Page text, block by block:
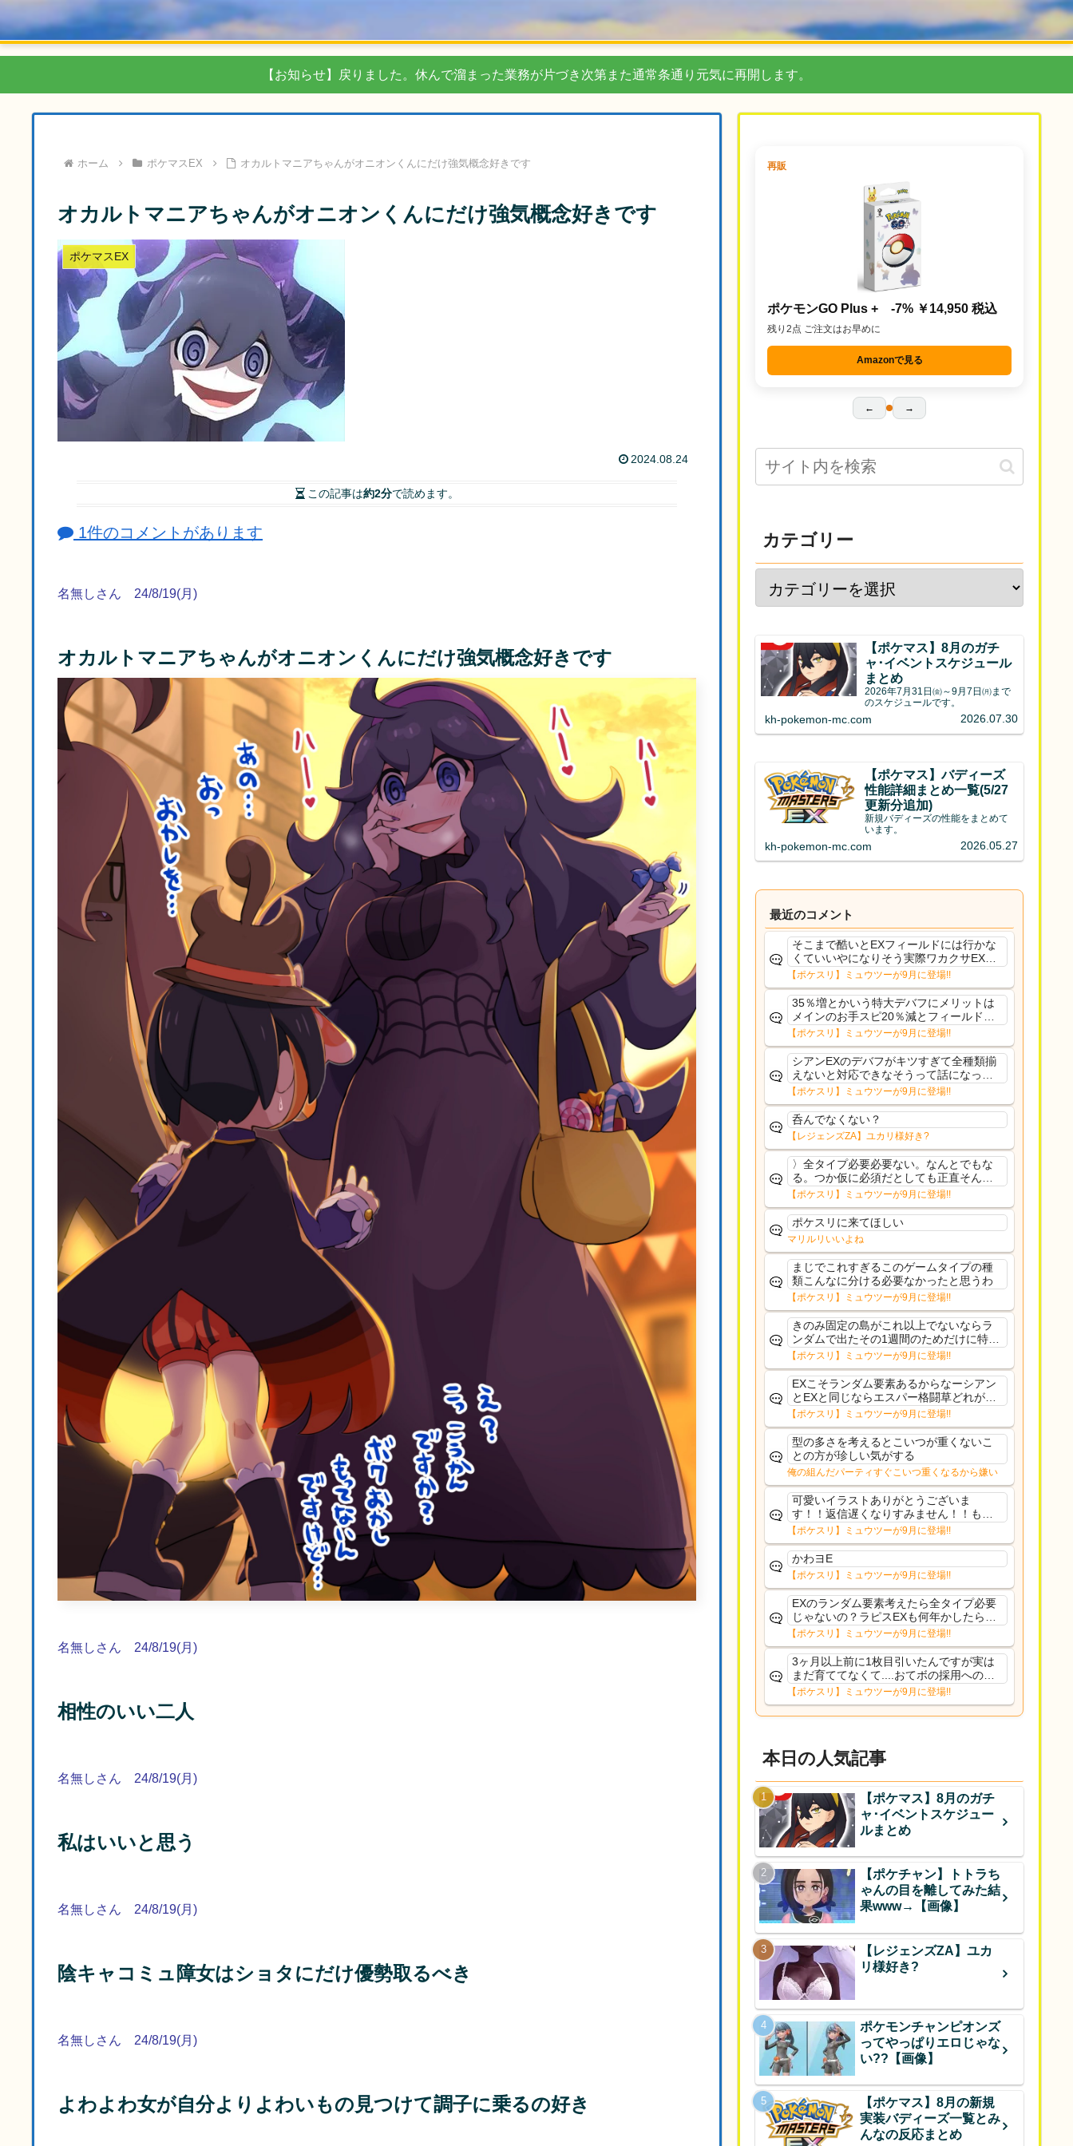
【お知らせ】戻りました。休んで溜まった業務が片づき次第また通常条通り元気に再開します。
ホーム ポケマスEX オカルトマニアちゃんがオニオンくんにだけ強気概念好きです
オカルトマニアちゃんがオニオンくんにだけ強気概念好きです
ポケマスEX
2024.08.24
この記事は約2分で読めます。
1件のコメントがあります
名無しさん 24/8/19(月)
オカルトマニアちゃんがオニオンくんにだけ強気概念好きです
名無しさん 24/8/19(月)
相性のいい二人
名無しさん 24/8/19(月)
私はいいと思う
名無しさん 24/8/19(月)
陰キャコミュ障女はショタにだけ優勢取るべき
名無しさん 24/8/19(月)
よわよわ女が自分よりよわいもの見つけて調子に乗るの好き
再販
ポケモンGO Plus + -7% ￥14,950 税込
残り2点 ご注文はお早めに
Amazonで見る
← →
カテゴリー
【ポケマス】8月のガチ
ャ･イベントスケジュール
まとめ
2026年7月31日㈮～9月7日㈪まで
のスケジュールです。
kh-pokemon-mc.com 2026.07.30
【ポケマス】バディーズ
性能詳細まとめ一覧(5/27
更新分追加)
新規バディーズの性能をまとめて
います。
kh-pokemon-mc.com 2026.05.27
最近のコメント
そこまで酷いとEXフィールドには行かな
くていいやになりそう実際ワカクサEXで
さえあんまり行ってないや
【ポケスリ】ミュウツーが9月に登場!!
35％増とかいう特大デバフにメリットは
メインのお手スピ20％減とフィールド効
果のみフェアリーノーマルとか引いたら
まともに料理も作れないし終わり控えめ
に言ってカス
【ポケスリ】ミュウツーが9月に登場!!
シアンEXのデバフがキツすぎて全種類揃
えないと対応できなそうって話になって
るわ
【ポケスリ】ミュウツーが9月に登場!!
呑んでなくない？
【レジェンズZA】ユカリ様好き?
〉全タイプ必要必要ない。なんとでもな
る。つか仮に必須だとしても正直そんな
もんに付き合う気は無い。運営は時間の
リソースを甘く見すぎなのよ。ポケスリ
やったことないやろうなと思ってる。〉
ラピスEX最短二年後...
【ポケスリ】ミュウツーが9月に登場!!
ポケスリに来てほしい
マリルリいいよね
まじでこれすぎるこのゲームタイプの種
類こんなに分ける必要なかったと思うわ
【ポケスリ】ミュウツーが9月に登場!!
きのみ固定の島がこれ以上でないならラ
ンダムで出たその1週間のためだけに特定
のタイプにリソース割くのなんだかむな
しい気がするわ出番がないってわけじゃ
ないから無駄ではないんだけど
【ポケスリ】ミュウツーが9月に登場!!
EXこそランダム要素あるからなーシアン
とEXと同じならエスパー格闘草どれが事
前に来るか分からんから、積む必要があ
るミュウツーは使いにくくね？って思っ
た
【ポケスリ】ミュウツーが9月に登場!!
型の多さを考えるとこいつが重くないこ
との方が珍しい気がする
俺の組んだパーティすぐこいつ重くなるから嫌い
可愛いイラストありがとうございま
す！！返信遅くなりすみません！！もう
少ししたら通常再開できます！
【ポケスリ】ミュウツーが9月に登場!!
かわヨE
【ポケスリ】ミュウツーが9月に登場!!
EXのランダム要素考えたら全タイプ必要
じゃないの？ラピスEXも何年かしたら来
るだろうし後から厳選したい育てたいっ
て思ってもどうにもならないのがこのゲ
ームだしな
【ポケスリ】ミュウツーが9月に登場!!
3ヶ月以上前に1枚目引いたんですが実は
まだ育ててなくて....おてボの採用への影
響は勉強になります。ありがとうござい
ますオイルはだいぶ強めのABBレントラ
ーいて芋の方が不安なんで1枚目にしよう
【ポケスリ】ミュウツーが9月に登場!!
本日の人気記事
【ポケマス】8月のガチ
ャ･イベントスケジュー
ルまとめ
【ポケチャン】トトラち
ゃんの目を離してみた結
果www→【画像】
【レジェンズZA】ユカ
リ様好き?
ポケモンチャンピオンズ
ってやっぱりエロじゃな
い??【画像】
【ポケマス】8月の新規
実装バディーズ一覧とみ
んなの反応まとめ